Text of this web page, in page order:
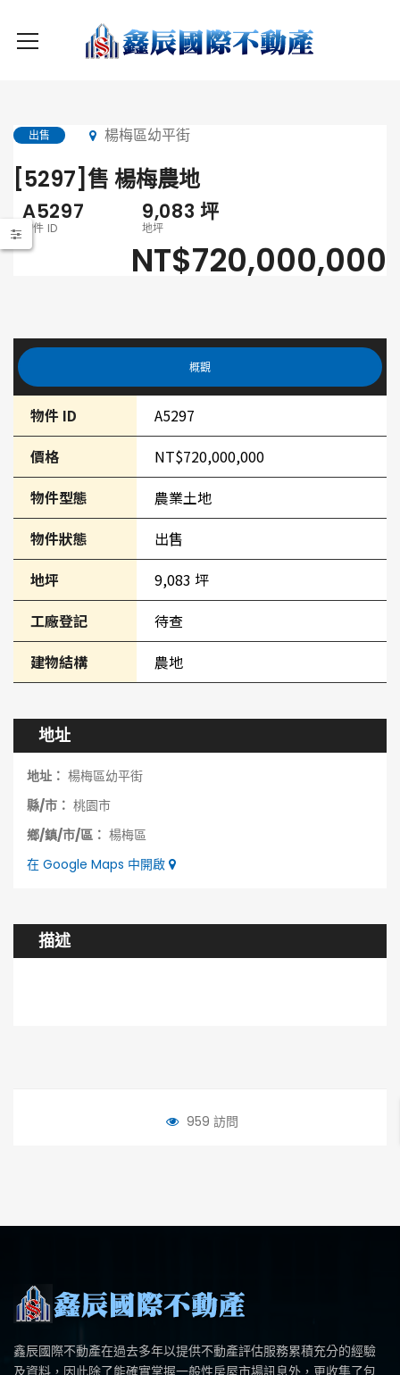
出售 楊梅區幼平街
[5297]售 楊梅農地
A5297
物件 ID
9,083 坪
地坪
NT$720,000,000
描述
地址
地址： 楊梅區幼平街
縣/市： 桃園市
鄉/鎮/市/區： 楊梅區
在 Google Maps 中開啟
概觀
物件 ID
A5297
價格
NT$720,000,000
物件型態
農業土地
物件狀態
出售
地坪
9,083 坪
工廠登記
待查
建物結構
農地
959 訪問
鑫辰國際不動產在過去多年以提供不動產評估服務累積充分的經驗
及資料，因此除了能確實掌握一般性房屋市場訊息外，更收集了包